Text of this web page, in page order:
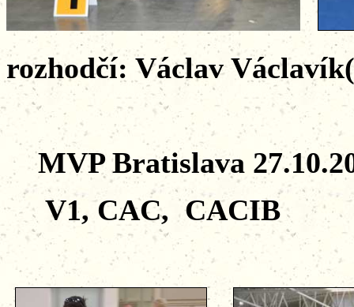
rozhodčí: Václav
MVP Bratislava
V1, CAC, CACIB